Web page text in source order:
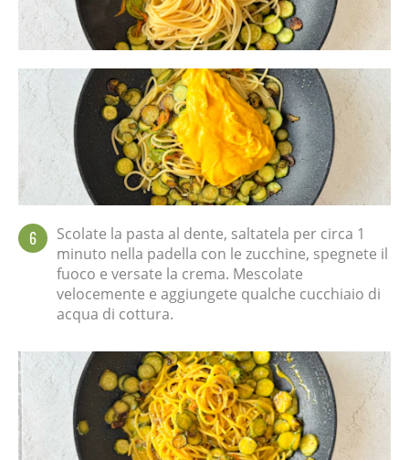
6
Scolate la pasta al dente, saltatela per circa 1
minuto nella padella con le zucchine, spegnete il
fuoco e versate la crema. Mescolate
velocemente e aggiungete qualche cucchiaio di
acqua di cottura.